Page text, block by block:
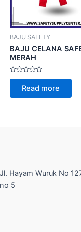
BAJU SAFETY
BAJU CELANA
MERAH
Rated
of
Read more
Jl. Hayam Wuruk No
no 5